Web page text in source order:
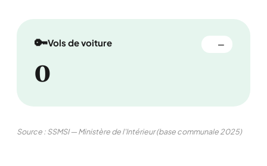
🔑Vols de voiture —
0
Source : SSMSI — Ministère de l'Intérieur (base communale 2025)